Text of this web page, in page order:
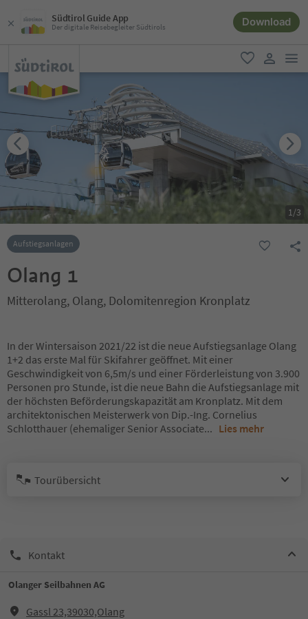
Südtirol Guide App
Der digitale Reisebegleiter Südtirols Download
favorit
user link
1/3
Aufstiegsanlagen
Olang 1
Mitterolang, Olang, Dolomitenregion Kronplatz
In der Wintersaison 2021/22 ist die neue Aufstiegsanlage Olang
1+2 das erste Mal für Skifahrer geöffnet. Mit einer
Geschwindigkeit von 6,5m/s und einer Förderleistung von 3.900
Personen pro Stunde, ist die neue Bahn die Aufstiegsanlage mit
der höchsten Beförderungskapazität am Kronplatz. Mit dem
architektonischen Meisterwerk von Dip.-Ing. Cornelius
Schlotthauer (ehemaliger Senior Associate... Lies mehr
Tourübersicht
Kontakt
Olanger Seilbahnen AG
Gassl 23,39030,Olang